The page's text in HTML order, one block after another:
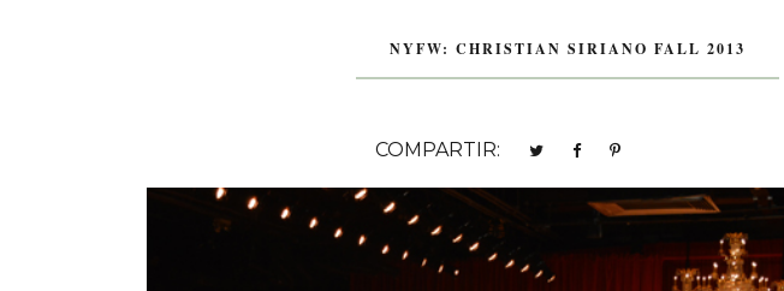
NYFW: CHRISTIAN SIRIANO FALL 2013
COMPARTIR: